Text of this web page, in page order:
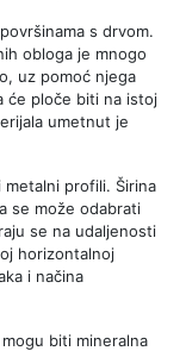
s drvom.
obloga je mnogo
uz pomoć njega
će ploče biti na istoj
umetnut je
profili. Širina
se može odabrati
se na udaljenosti
horizontalnoj
i načina
biti mineralna